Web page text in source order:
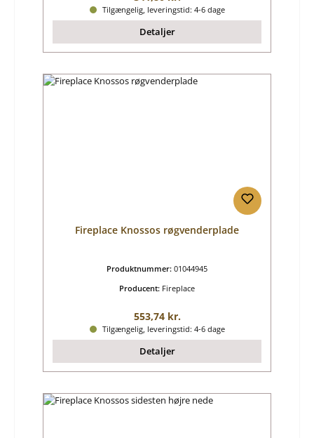
Tilgængelig, leveringstid: 4-6 dage
Detaljer
Fireplace Knossos røgvenderplade
Produktnummer: 01044945
Producent: Fireplace
Almindelig pris:
553,74 kr.
Tilgængelig, leveringstid: 4-6 dage
Detaljer